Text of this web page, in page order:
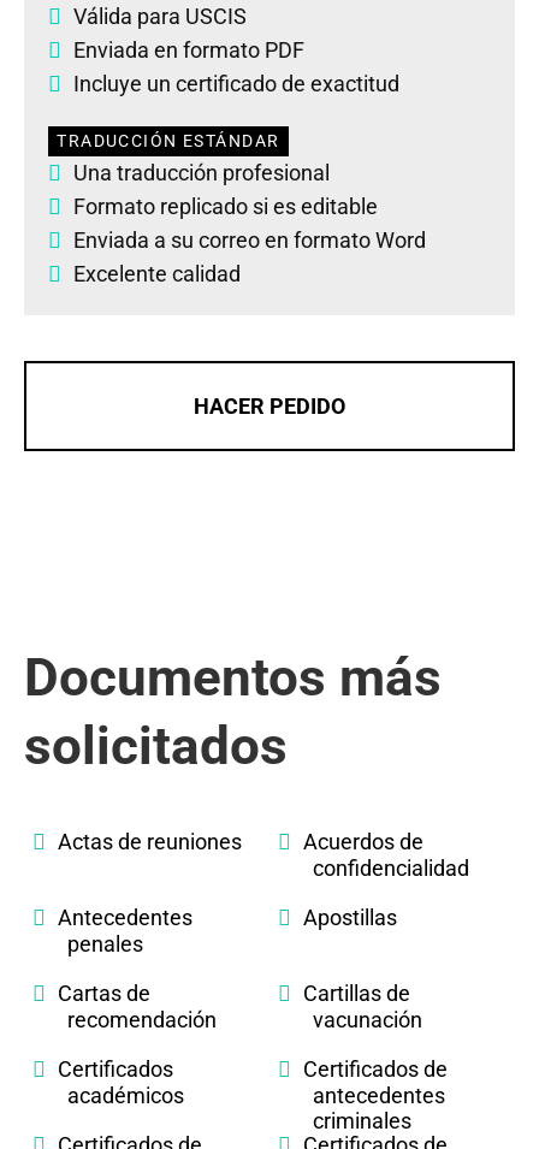
Válida para USCIS
Enviada en formato PDF
Incluye un certificado de exactitud
TRADUCCIÓN ESTÁNDAR
Una traducción profesional
Formato replicado si es editable
Enviada a su correo en formato Word
Excelente calidad
HACER PEDIDO
Documentos más
solicitados
Actas de reuniones
Acuerdos de
confidencialidad
Antecedentes
penales
Apostillas
Cartas de
recomendación
Cartillas de
vacunación
Certificados
académicos
Certificados de
antecedentes
criminales